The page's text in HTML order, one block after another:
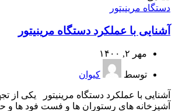
دستگاه مرینیتور
آشنایی با عملکرد دستگاه مرینیتور
مهر ۲, ۱۴۰۰
توسط کیوان
آشنایی با عملکرد دستگاه مرینیتور یکی از
آشپزخانه های رستوران ها و فست فود ها و